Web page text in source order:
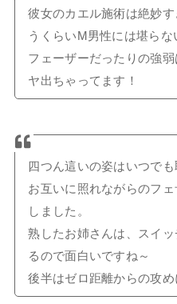
彼女のカエル施術は絶妙
うくらいM男性には堪らな
フェーザーだったりの強
ヤ出ちゃってます！
四つん這いの姿はいつで
お互いに照れながらのフ
しました。
熟したお姉さんは、スイ
るので面白いですね～
後半はゼロ距離からの攻め